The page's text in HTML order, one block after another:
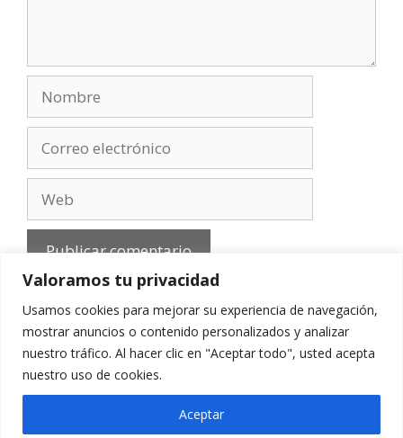
Valoramos tu privacidad
Usamos cookies para mejorar su experiencia de navegación,
mostrar anuncios o contenido personalizados y analizar
nuestro tráfico. Al hacer clic en "Aceptar todo", usted acepta
nuestro uso de cookies.
Aceptar
electrónico
Aviso Legal-Política de privacidad
Contacto